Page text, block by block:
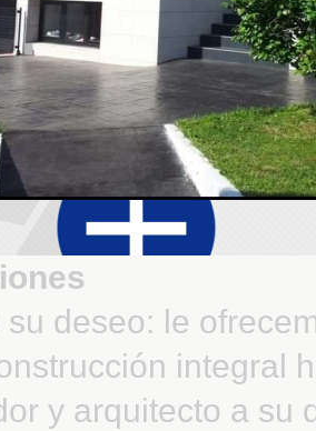
su deseo: le
integral
y arquitecto a su